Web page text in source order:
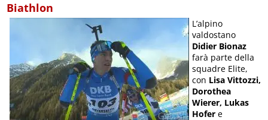
Biathlon
L’alpino
valdostano
Didier Bionaz
farà parte della
squadre Elite,
con Lisa Vittozzi,
Dorothea
Wierer, Lukas
Hofer e